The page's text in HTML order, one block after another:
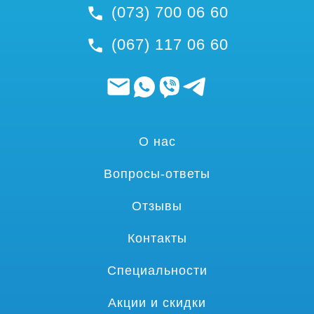
(073) 700 06 60
(067) 117 06 60
О нас
Вопросы-ответы
Отзывы
Контакты
Специальности
Акции и скидки